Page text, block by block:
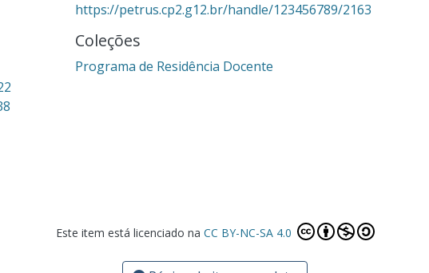
https://petrus.cp2.g12.br/handle/123456789/2163
Coleções
Programa de Residência Docente
Este item está licenciado na CC BY-NC-SA 4.0